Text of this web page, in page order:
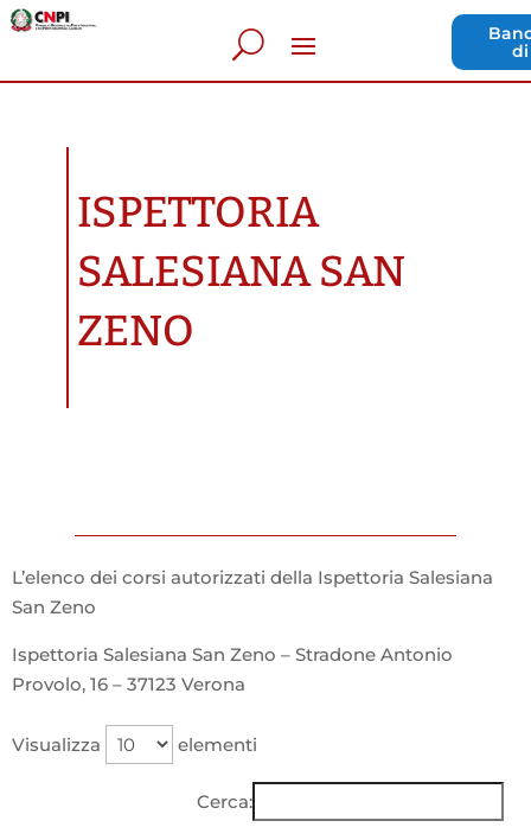
ISPETTORIA
SALESIANA SAN
ZENO
L’elenco dei corsi autorizzati della Ispettoria Salesiana
San Zeno
Ispettoria Salesiana San Zeno – Stradone Antonio
Provolo, 16 – 37123 Verona
Visualizza elementi
Cerca: